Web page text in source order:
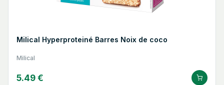
Milical Hyperproteiné Barres Noix de coco
Milical
5.49 €